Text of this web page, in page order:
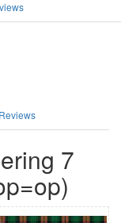
Reviews
7